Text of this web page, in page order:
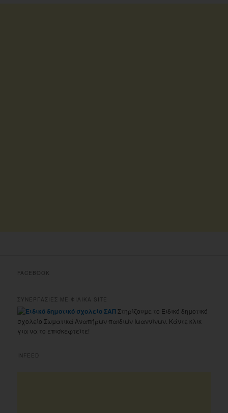
FACEBOOK
ΣΥΝΕΡΓΑΣΙΕΣ ΜΕ ΦΙΛΙΚΑ SITE
Στηρίζουμε το Ειδικό δημοτικό
σχολείο Σωματικά Αναπήρων παιδιών Ιωαννίνων. Κάντε κλικ
για να το επισκεφτείτε!
INFEED